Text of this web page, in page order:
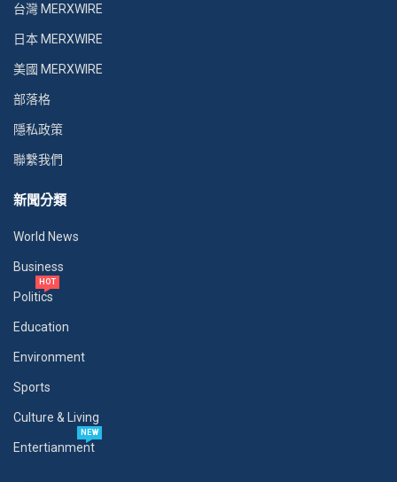
台灣 MERXWIRE
日本 MERXWIRE
美國 MERXWIRE
部落格
隱私政策
聯繫我們
新聞分類
World News
Business
Politics
HOT
Education
Environment
Sports
Culture & Living
Entertianment
NEW